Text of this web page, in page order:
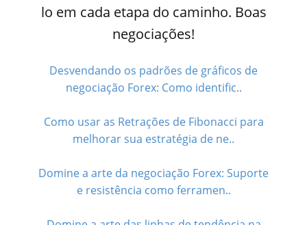
lo em cada etapa do caminho. Boas
negociações!
Desvendando os padrões de gráficos de
negociação Forex: Como identific..
Como usar as Retrações de Fibonacci para
melhorar sua estratégia de ne..
Domine a arte da negociação Forex: Suporte
e resistência como ferramen..